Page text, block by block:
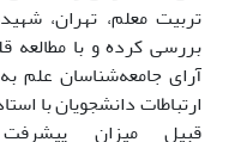
تربیت معلم، تهران،
بررسی کرده و با مطالعه
آرای جامعه‌شناسان علم
ارتباطات دانشجویان با
قبیل میزان